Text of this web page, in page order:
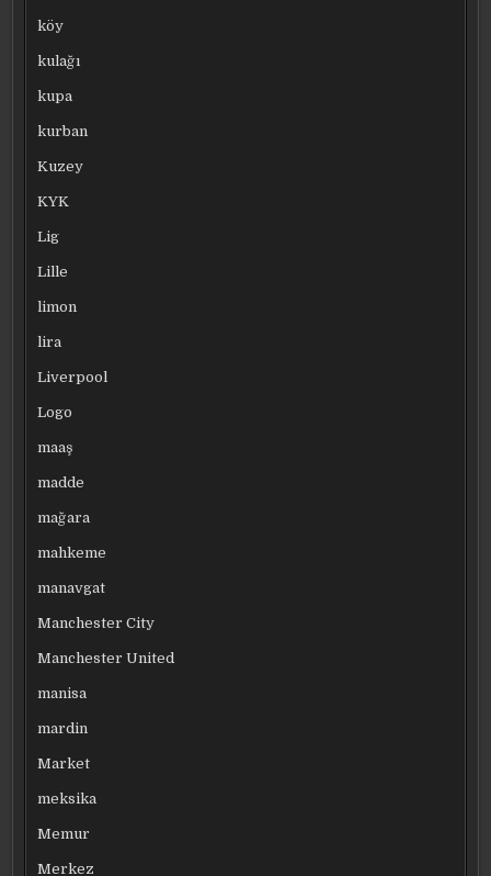
köy
kulağı
kupa
kurban
Kuzey
KYK
Lig
Lille
limon
lira
Liverpool
Logo
maaş
madde
mağara
mahkeme
manavgat
Manchester City
Manchester United
manisa
mardin
Market
meksika
Memur
Merkez